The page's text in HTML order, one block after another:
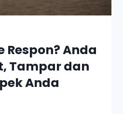
Respon? Anda
Tampar dan
Anda